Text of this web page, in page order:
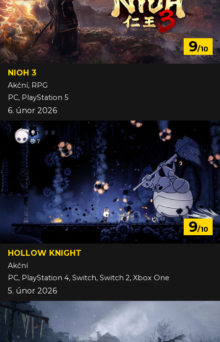
9/10
NIOH 3
Akční, RPG
PC, PlayStation 5
6. únor 2026
9/10
HOLLOW KNIGHT
Akční
PC, PlayStation 4, Switch, Switch 2, Xbox One
5. únor 2026